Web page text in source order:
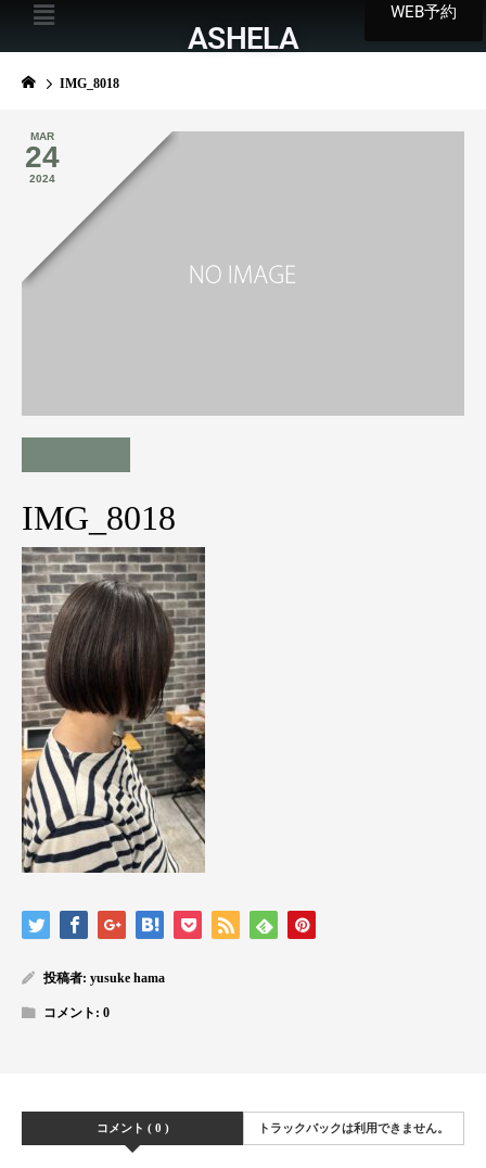
WEB予約
ASHELA
IMG_8018
MAR
24
2024
IMG_8018
投稿者: yusuke hama
コメント: 0
コメント ( 0 ) トラックバックは利用できません。